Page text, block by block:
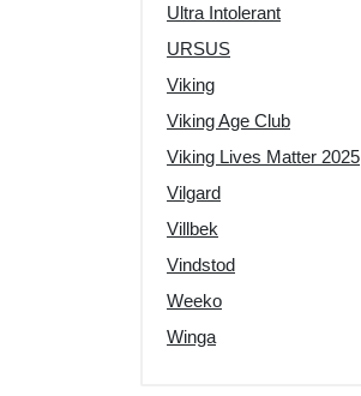
Ultra Intolerant
URSUS
Viking
Viking Age Club
Viking Lives Matter 2025
Vilgard
Villbek
Vindstod
Weeko
Winga